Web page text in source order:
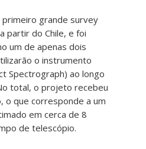
primeiro grande survey
partir do Chile, e foi
um de apenas dois
o instrumento
Spectrograph) ao longo
total, o projeto recebeu
o que corresponde a um
em cerca de 8
de telescópio.